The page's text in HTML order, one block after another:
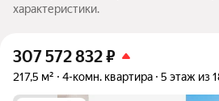
характеристики.
307 572 832₽
217,5 м² 4-комн. квартира 5 этаж из